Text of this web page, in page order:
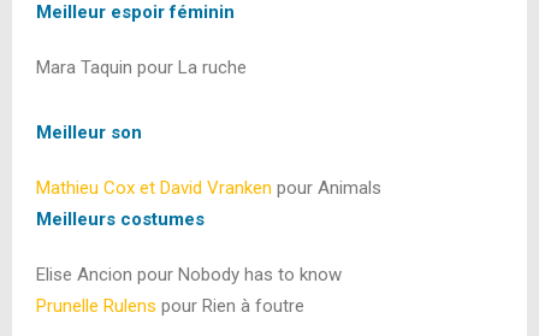
Meilleur espoir féminin
Mara Taquin pour La ruche
Meilleur son
Mathieu Cox et David Vranken pour Animals
Meilleurs costumes
Elise Ancion pour Nobody has to know
Prunelle Rulens pour Rien à foutre